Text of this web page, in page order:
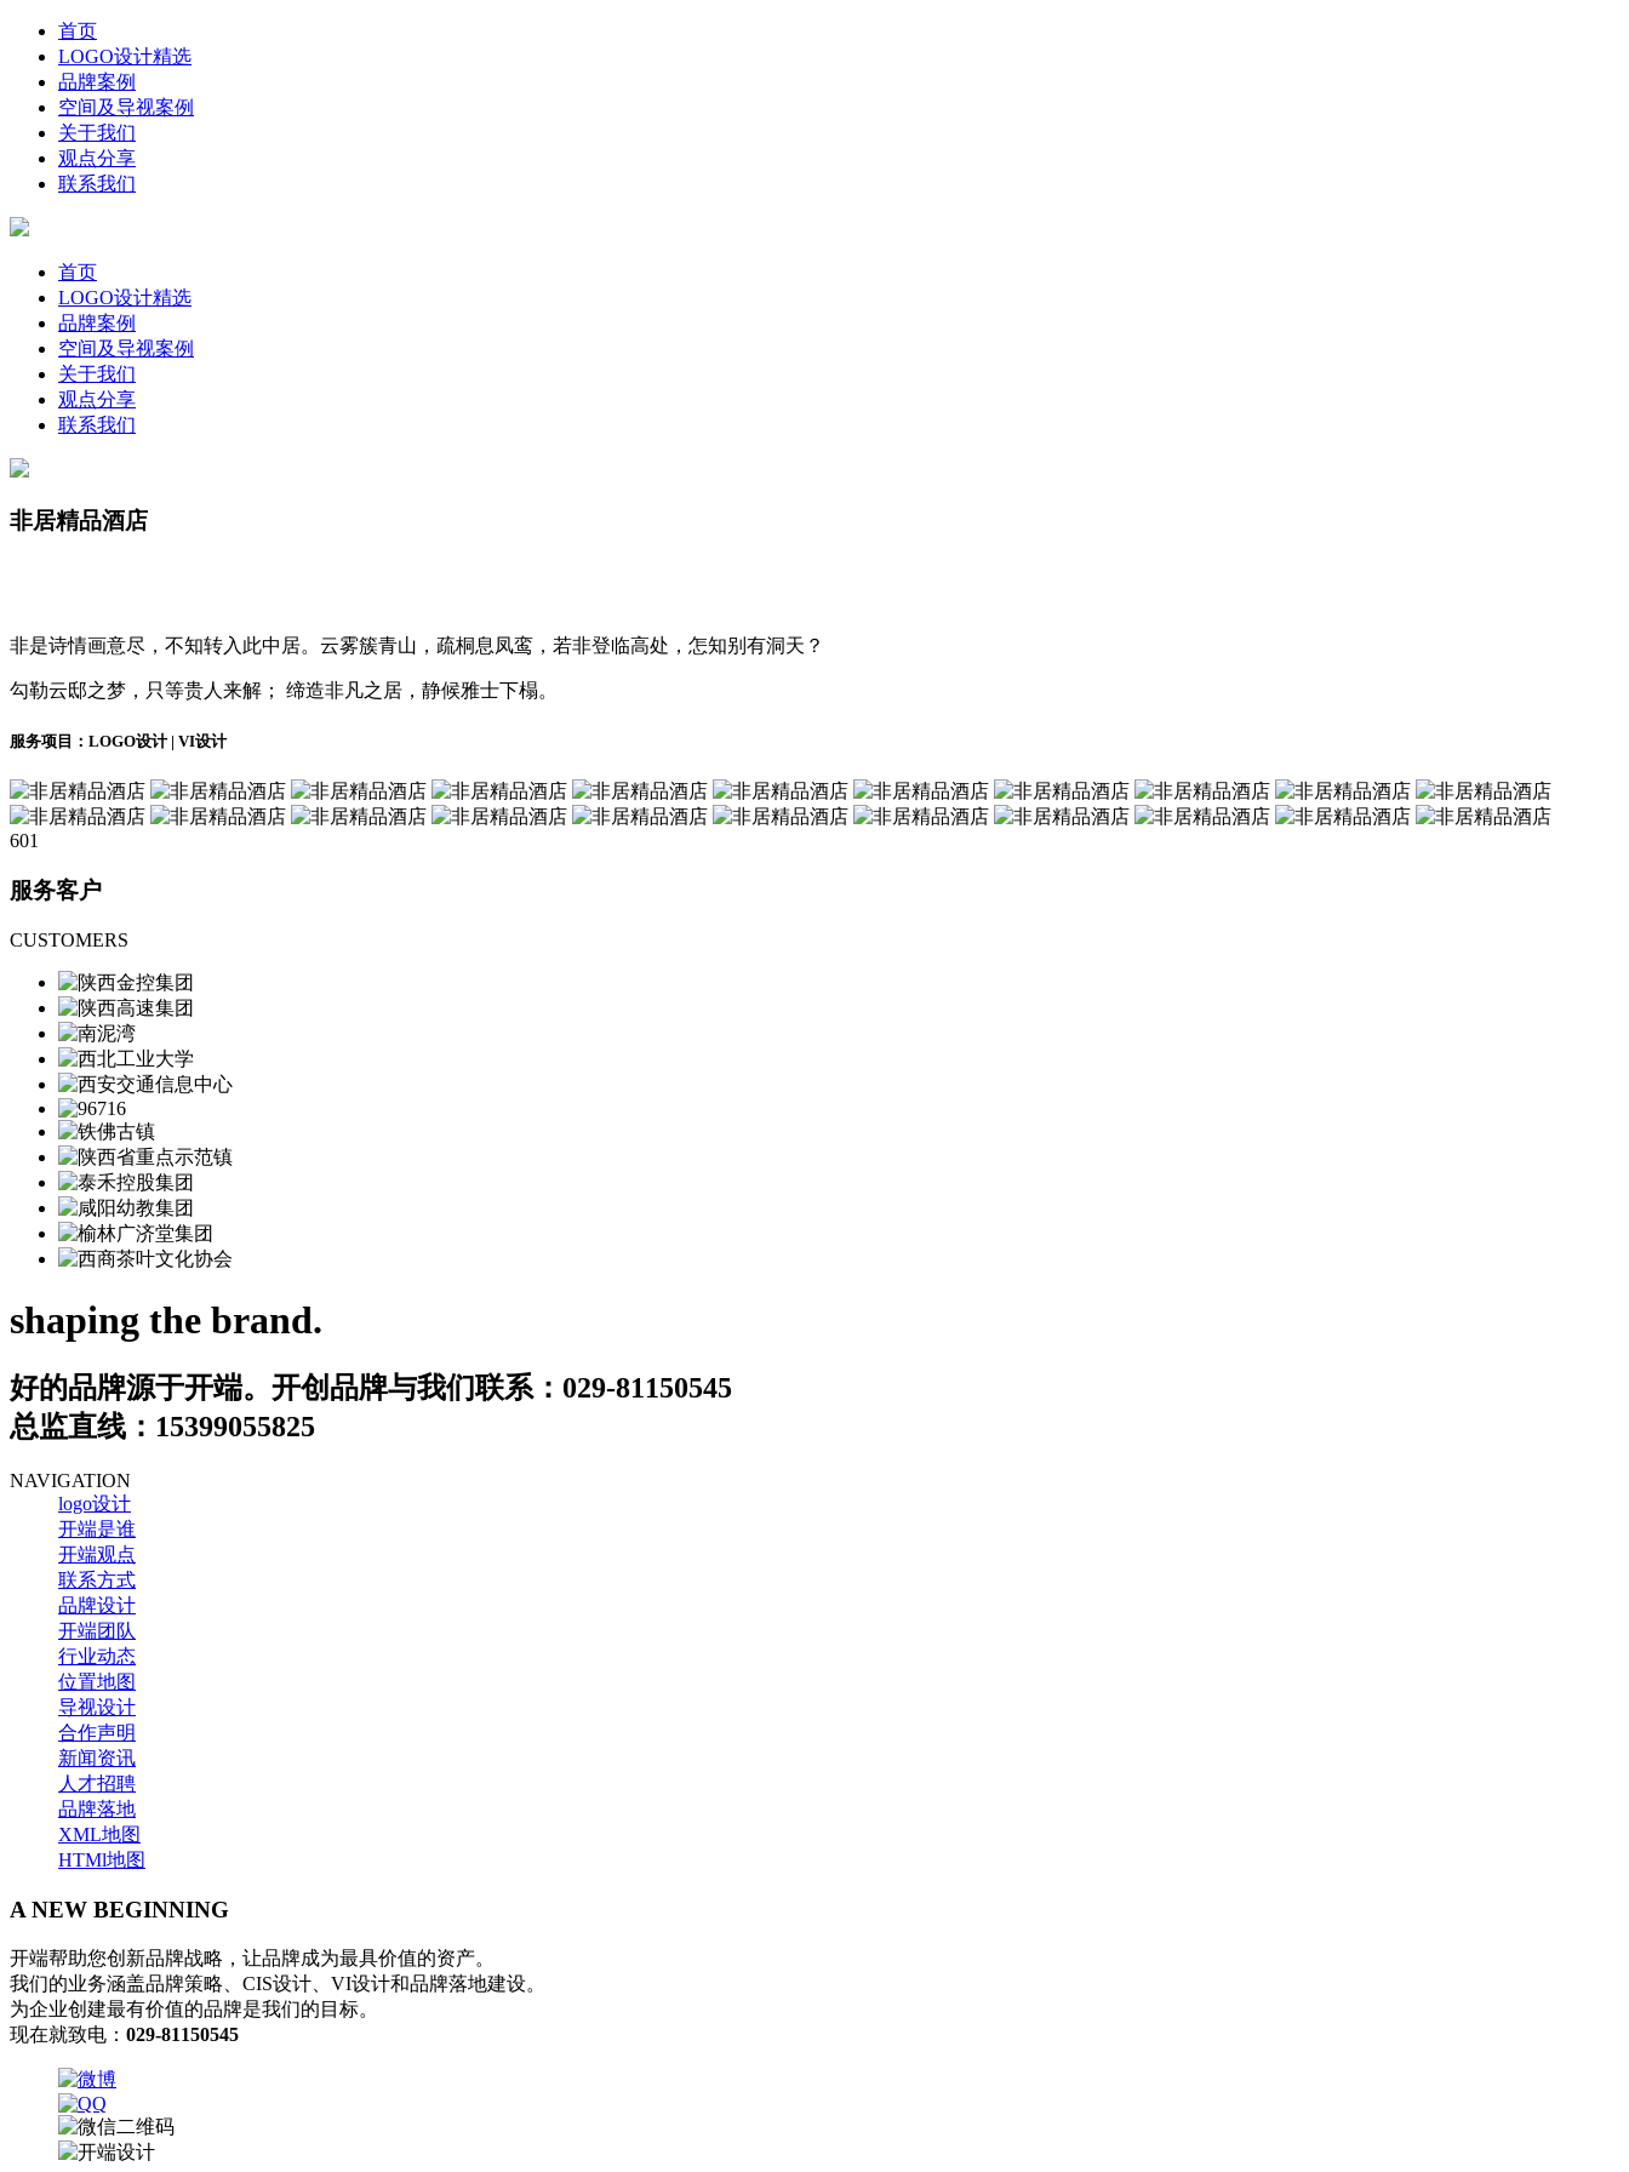
首页
LOGO设计精选
品牌案例
空间及导视案例
关于我们
观点分享
联系我们
首页
LOGO设计精选
品牌案例
空间及导视案例
关于我们
观点分享
联系我们
非居精品酒店
非是诗情画意尽，不知转入此中居。云雾簇青山，疏桐息凤鸾，若非登临高处，怎知别有洞天？
勾勒云邸之梦，只等贵人来解； 缔造非凡之居，静候雅士下榻。
服务项目：LOGO设计 | VI设计
601
服务客户
CUSTOMERS
shaping the brand.
好的品牌源于开端。开创品牌与我们联系： 029-81150545
总监直线： 15399055825
NAVIGATION
logo设计
开端是谁
开端观点
联系方式
品牌设计
开端团队
行业动态
位置地图
导视设计
合作声明
新闻资讯
人才招聘
品牌落地
XML地图
HTMl地图
A NEW BEGINNING
开端帮助您创新品牌战略，让品牌成为最具价值的资产。
我们的业务涵盖品牌策略、CIS设计、VI设计和品牌落地建设。
为企业创建最有价值的品牌是我们的目标。
现在就致电： 029-81150545